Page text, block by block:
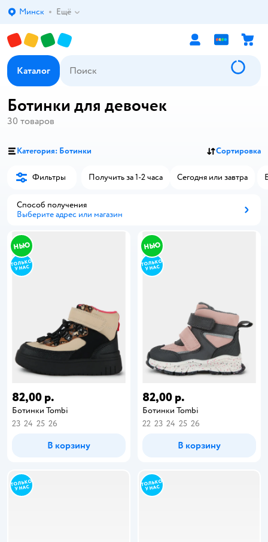
Выбор адреса доставки.
Минск Ещё
Каталог
Ботинки для девочек
30 товаров
Категория: Ботинки Сортировка
Фильтры Получить за 1-2 часа Сегодня или завтра
Способ получения
Выберите адрес или магазин
82,00 р.
Ботинки Tombi
23 24 25 26
В корзину
82,00 р.
Ботинки Tombi
22 23 24 25 26
В корзину